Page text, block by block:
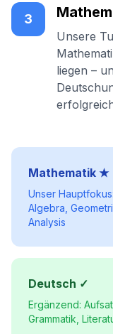
3
Unsere
liegen –
Mathematik ★
Unser Hauptfokus:
Algebra,
Analysis
Deutsch ✓
Ergänzend:
Grammatik,